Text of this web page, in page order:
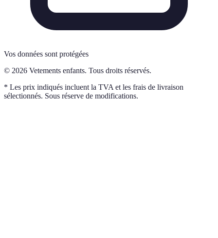
Vos données sont protégées
© 2026 Vetements enfants. Tous droits réservés.
* Les prix indiqués incluent la TVA et les frais de livraison
sélectionnés. Sous réserve de modifications.